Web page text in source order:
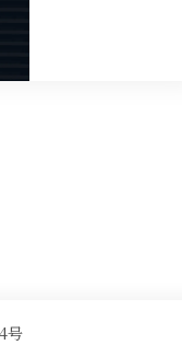
号